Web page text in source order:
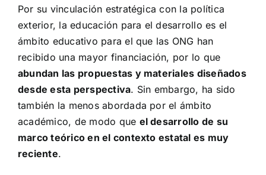
Por su vinculación estratégica con la política
exterior, la educación para el desarrollo es el
ámbito educativo para el que las ONG han
recibido una mayor financiación, por lo que
abundan las propuestas y materiales diseñados
desde esta perspectiva. Sin embargo, ha sido
también la menos abordada por el ámbito
académico, de modo que el desarrollo de su
marco teórico en el contexto estatal es muy
reciente.